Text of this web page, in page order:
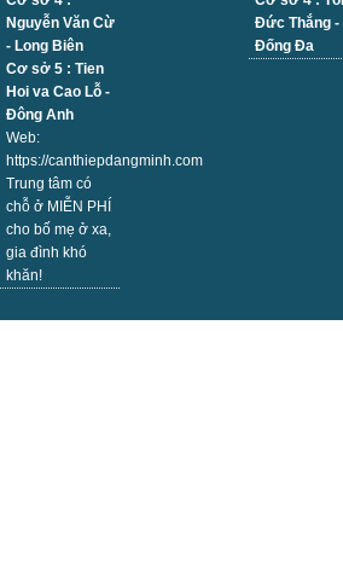
Nguyễn Văn Cừ
- Long Biên
Cơ sở 5 : Tien
Hoi va Cao Lỗ -
Đông Anh
Web:
https://canthiepdangminh.com
Trung tâm có
chỗ ở MIỄN PHÍ
cho bố mẹ ở xa,
gia đình khó
khăn!
Đức Thắng -
Đống Đa